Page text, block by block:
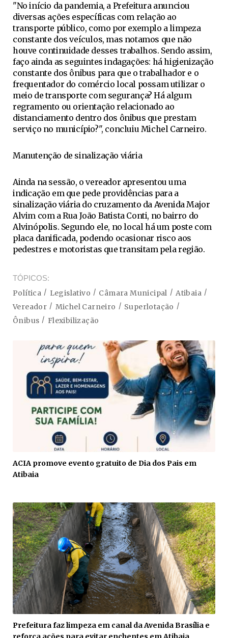
"No início da pandemia, a Prefeitura anunciou
diversas ações específicas com relação ao
transporte público, como por exemplo a limpeza
constante dos veículos, mas notamos que não
houve continuidade desses trabalhos. Sendo assim,
faço ainda as seguintes indagações: há higienização
constante dos ônibus para que o trabalhador e o
frequentador do comércio local possam utilizar o
meio de transporte com segurança? Há algum
regramento ou orientação relacionado ao
distanciamento dentro dos ônibus que prestam
serviço no município?", concluiu Michel Carneiro.
Manutenção de sinalização viária
Ainda na sessão, o vereador apresentou uma
indicação em que pede providências para a
sinalização viária do cruzamento da Avenida Major
Alvim com a Rua João Batista Conti, no bairro do
Alvinópolis. Segundo ele, no local há um poste com
placa danificada, podendo ocasionar risco aos
pedestres e motoristas que transitam pela região.
TÓPICOS
Política Legislativo Câmara Municipal
Atibaia
Vereador
Michel Carneiro
Superlotação
Ônibus
Flexibilização
ACIA promove evento gratuito de Dia dos Pais em
Atibaia
Prefeitura faz limpeza em canal da Avenida Brasília e